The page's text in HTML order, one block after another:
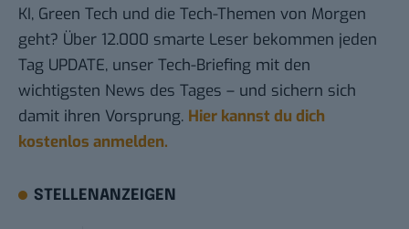
KI, Green Tech und die Tech-Themen von Morgen
geht? Über 12.000 smarte Leser bekommen jeden
Tag UPDATE, unser Tech-Briefing mit den
wichtigsten News des Tages – und sichern sich
damit ihren Vorsprung. Hier kannst du dich
kostenlos anmelden.
STELLENANZEIGEN